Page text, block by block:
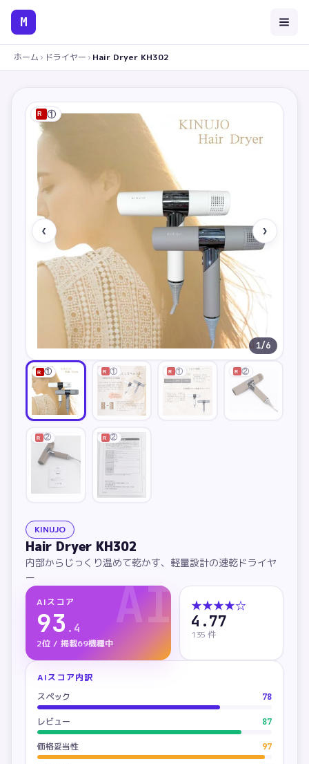
M
ホーム › ドライヤー › Hair Dryer KH302
R ①
‹ ›
1/6
R ① R ① R ① R ②
R ② R ②
KINUJO
Hair Dryer KH302
内部からじっくり温めて乾かす、軽量設計の速乾ドライヤ
ー
AI
AIスコア
93 . 4
2位 / 掲載69機種中
★★★★☆
4.77
135 件
AIスコア内訳
スペック
78
レビュー 87
価格妥当性 97